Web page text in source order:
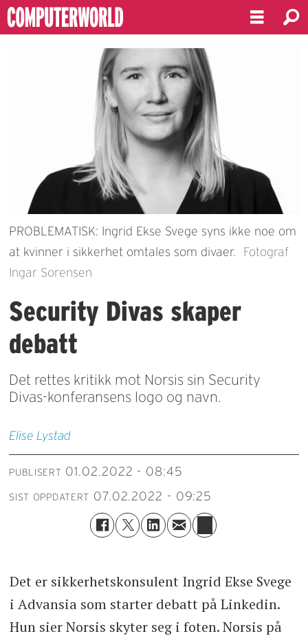
PROBLEMATISK: Ingrid Ekse Svege syns ikke noe om
at kvinner i sikkerhet omtales som divaer.
Fotograf
Ingar Sorensen
Security Divas skaper
debatt
Det rettes kritikk mot Norsis sin Security
Divas-konferansens logo og navn.
Elise Lystad
PUBLISERT 01.02.2022 - 08:45
SIST OPPDATERT 07.02.2022 - 09:25
Det er sikkerhetskonsulent Ingrid Ekse Svege
i Advansia som starter debatt på Linkedin.
Hun sier Norsis skyter seg i foten. Norsis på